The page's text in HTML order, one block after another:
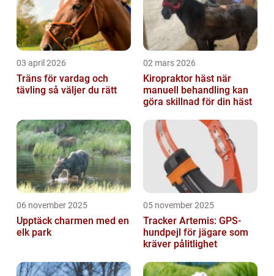
03 april 2026
Träns för vardag och
tävling så väljer du rätt
02 mars 2026
Kiropraktor häst när
manuell behandling kan
göra skillnad för din häst
06 november 2025
Upptäck charmen med en
elk park
05 november 2025
Tracker Artemis: GPS-
hundpejl för jägare som
kräver pålitlighet